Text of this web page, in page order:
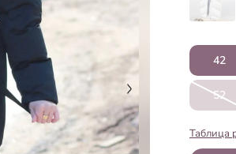
42
52
Таблица